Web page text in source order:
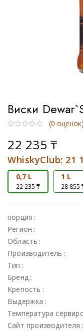
Виски
(0 оценок)
22 235 ₸
WhiskyClub: 21
0,7 L
22 235 ₸
1 L
28 855
порция
Регион
Область
Производитель
Тип
Бренд
Крепость
Выдержка
Температура
Сайт производителя
Односолодовый
Купажированный
Солодовый
Бренд
Johnnie walker
Dewar`s
Green spot
Highland park